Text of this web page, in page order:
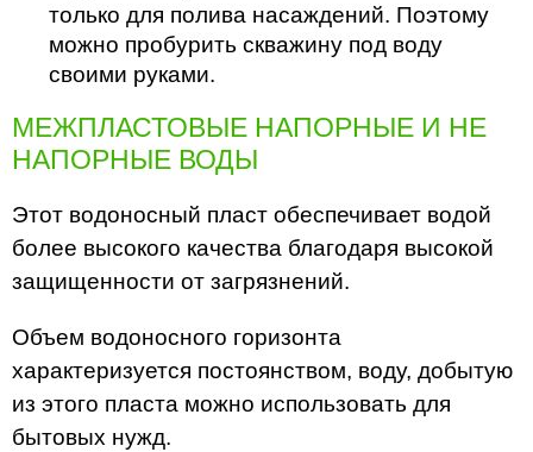
только для полива насаждений. Поэтому
можно пробурить скважину под воду
своими руками.
МЕЖПЛАСТОВЫЕ НАПОРНЫЕ И НЕ
НАПОРНЫЕ ВОДЫ
Этот водоносный пласт обеспечивает водой
более высокого качества благодаря высокой
защищенности от загрязнений.
Объем водоносного горизонта
характеризуется постоянством, воду, добытую
из этого пласта можно использовать для
бытовых нужд.